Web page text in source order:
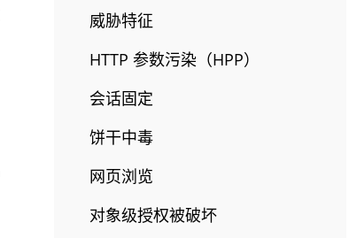
威胁特征
HTTP 参数污染（HPP）
会话固定
饼干中毒
网页浏览
对象级授权被破坏